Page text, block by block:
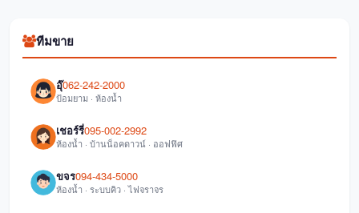
ทีมขาย
อุ๊062-242-2000
ป้อมยาม · ห้องน้ำ
เชอร์รี่095-002-2992
ห้องน้ำ · บ้านน็อคดาวน์ · ออฟฟิศ
ขจร094-434-5000
ห้องน้ำ · ระบบคิว · ไฟจราจร